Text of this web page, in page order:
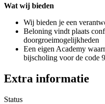
Wat wij bieden
Wij bieden je een
Beloning vindt plaats
doorgroeimogelijkheden
Een eigen Academy
bijscholing voor de code
Extra informatie
Status